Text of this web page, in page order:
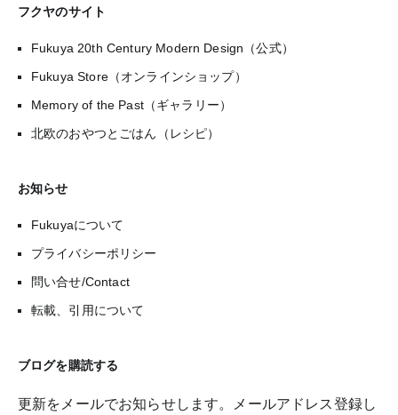
フクヤのサイト
Fukuya 20th Century Modern Design（公式）
Fukuya Store（オンラインショップ）
Memory of the Past（ギャラリー）
北欧のおやつとごはん（レシピ）
お知らせ
Fukuyaについて
プライバシーポリシー
問い合せ/Contact
転載、引用について
ブログを購読する
更新をメールでお知らせします。メールアドレス登録し